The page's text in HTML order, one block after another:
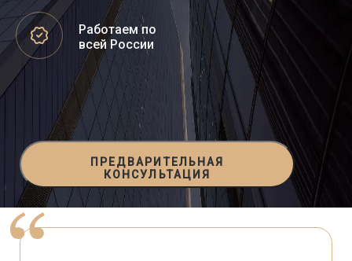
Работаем по
всей России
ПРЕДВАРИТЕЛЬНАЯ
КОНСУЛЬТАЦИЯ